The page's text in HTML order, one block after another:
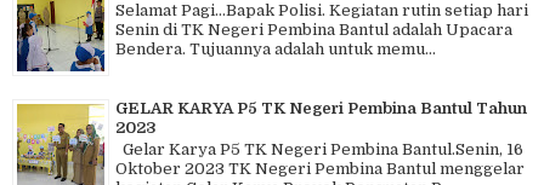
Selamat Pagi…Bapak Polisi. Kegiatan rutin setiap hari
Senin di TK Negeri Pembina Bantul adalah Upacara
Bendera. Tujuannya adalah untuk memu...
GELAR KARYA P5 TK Negeri Pembina Bantul Tahun
2023
Gelar Karya P5 TK Negeri Pembina Bantul.Senin, 16
Oktober 2023 TK Negeri Pembina Bantul menggelar